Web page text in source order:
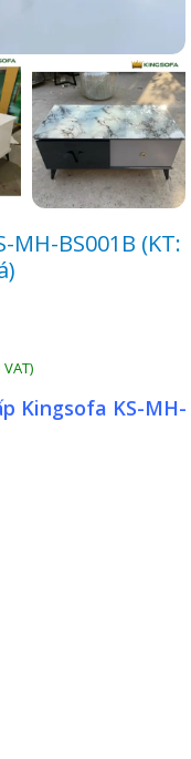
MH-BS001B (KT:
Kingsofa KS-MH-